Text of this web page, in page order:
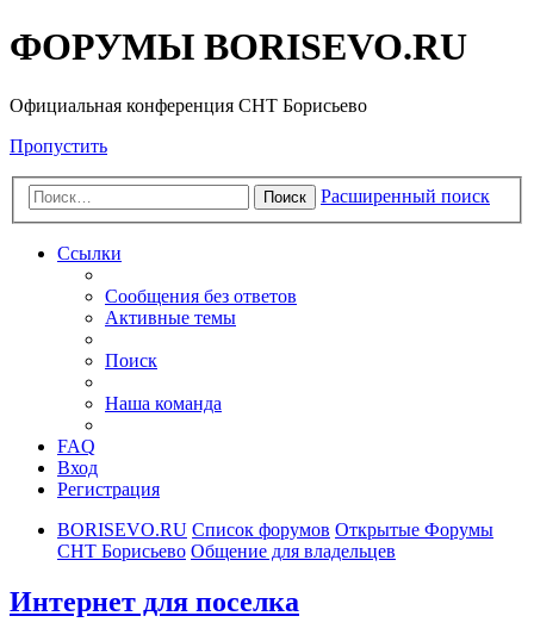
ФОРУМЫ BORISEVO.RU
Официальная конференция СНТ Борисьево
Пропустить
Поиск Расширенный поиск
Ссылки
Сообщения без ответов
Активные темы
Поиск
Наша команда
FAQ
Вход
Регистрация
BORISEVO.RU Список форумов Открытые Форумы
СНТ Борисьево Общение для владельцев
Интернет для поселка